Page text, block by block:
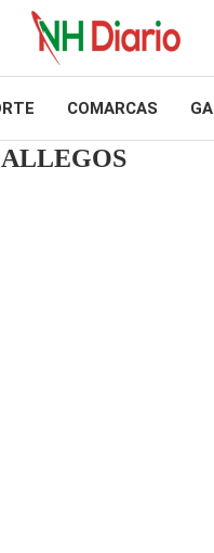
COMARCAS